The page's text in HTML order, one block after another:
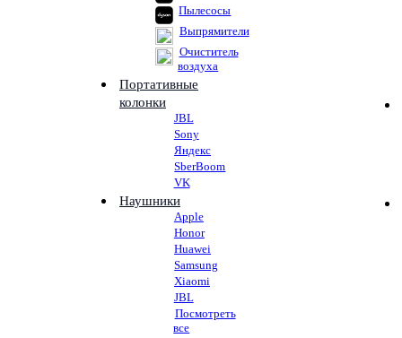
Пылесосы
Выпрямители
Очиститель
воздуха
Портативные
колонки
JBL
Sony
Яндекс
SberBoom
VK
Наушники
Apple
Honor
Huawei
Samsung
Xiaomi
JBL
Посмотреть
все